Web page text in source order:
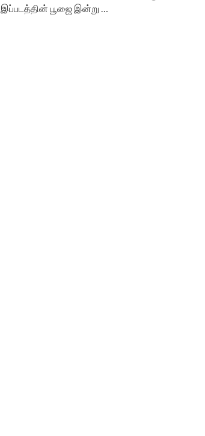
இப்படத்தின் பூஜை இன்று …